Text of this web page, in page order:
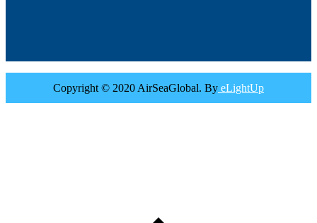
Copyright © 2020 AirSeaGlobal. By eLightUp